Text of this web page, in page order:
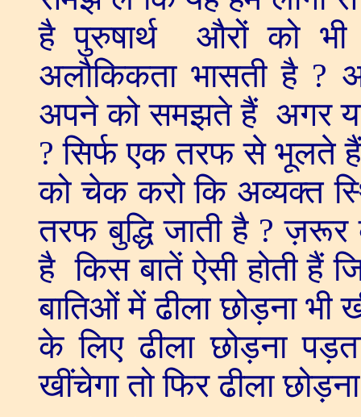
है पुरुषार्थ औरों को
अलौकिकता भासती है ?
अपने को समझते हैं अगर
? सिर्फ एक तरफ से भूलते
को चेक करो कि अव्यक्त
तरफ बुद्धि जाती है ? ज़रूर
है किस बातें ऐसी होती हैं
बातिओं में ढीला छोड़ना भी
के लिए ढीला छोड़ना
खींचेगा तो फिर ढीला